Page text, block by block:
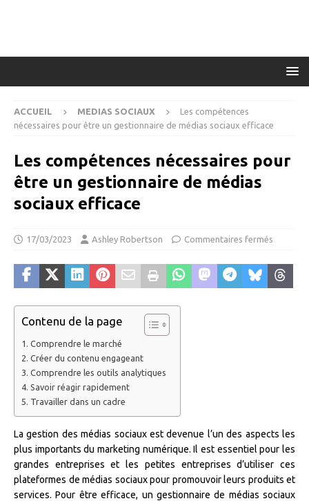
ACCUEIL MEDIAS SOCIAUX
Les compétences
nécessaires pour être un gestionnaire de médias sociaux efficace
Les compétences nécessaires pour
être un gestionnaire de médias
sociaux efficace
17/03/2023 Ashley Robertson Commentaires fermés
Contenu de la page
Comprendre le marché
Créer du contenu engageant
Comprendre les outils analytiques
Savoir réagir rapidement
Travailler dans un cadre
La gestion des médias sociaux est devenue l’un des aspects les
plus importants du marketing numérique. Il est essentiel pour les
grandes entreprises et les petites entreprises d’utiliser ces
plateformes de médias sociaux pour promouvoir leurs produits et
services. Pour être efficace, un gestionnaire de médias sociaux